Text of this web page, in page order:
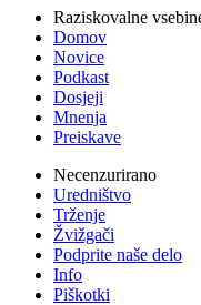
Raziskovalne
Domov
Novice
Podkast
Dosjeji
Mnenja
Preiskave
Necenzurirano
Uredništvo
Trženje
Žvižgači
Podprite naše delo
Info
Piškotki